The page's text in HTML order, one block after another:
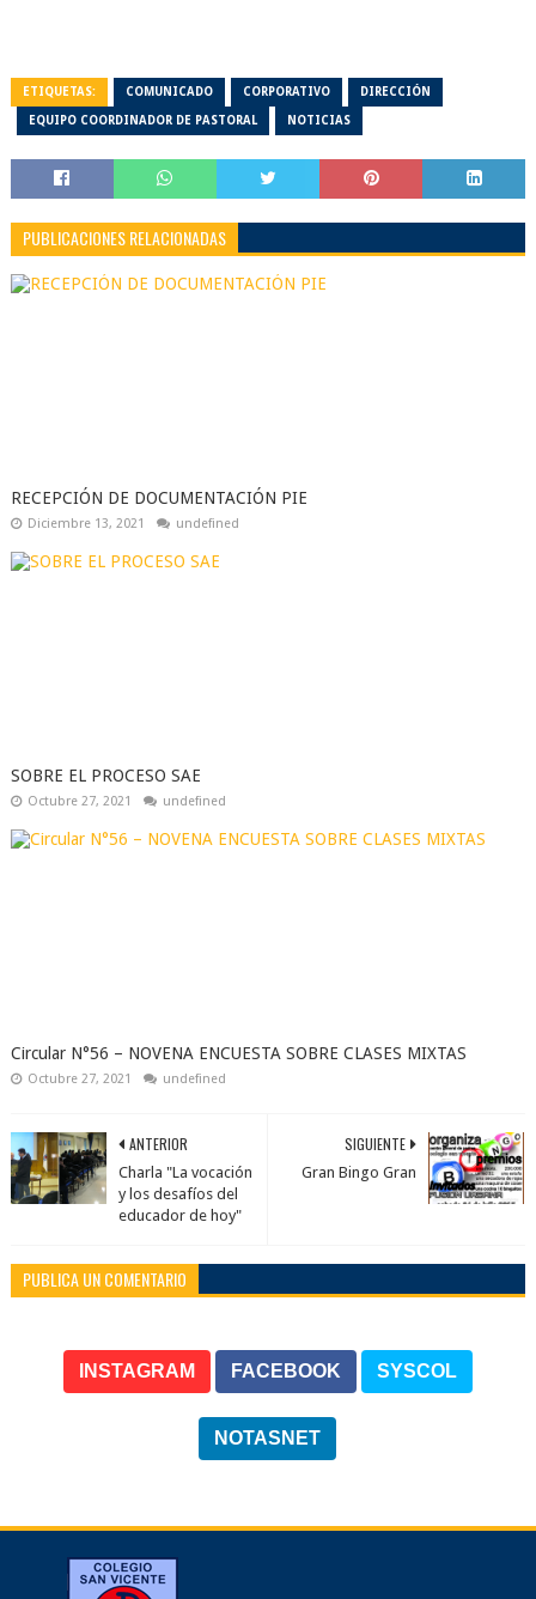
ETIQUETAS: COMUNICADO CORPORATIVO DIRECCIÓN
EQUIPO COORDINADOR DE PASTORAL NOTICIAS
PUBLICACIONES RELACIONADAS
RECEPCIÓN DE DOCUMENTACIÓN PIE
Diciembre 13, 2021 undefined
SOBRE EL PROCESO SAE
Octubre 27, 2021 undefined
Circular N°56 – NOVENA ENCUESTA SOBRE CLASES MIXTAS
Octubre 27, 2021 undefined
SIGUIENTE
Gran Bingo Gran
ANTERIOR
Charla "La vocación
y los desafíos del
educador de hoy"
PUBLICA UN COMENTARIO
INSTAGRAM FACEBOOK SYSCOL
NOTASNET